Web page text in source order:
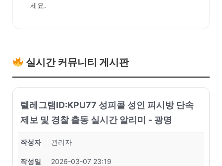
세요.
실시간 커뮤니티 게시판
텔레그램ID:KPU77 성피콜 성인 피시방 단속
제보 및 경찰 출동 실시간 알리미 - 광명
작성자 관리자
작성일 2026-03-07 23:19